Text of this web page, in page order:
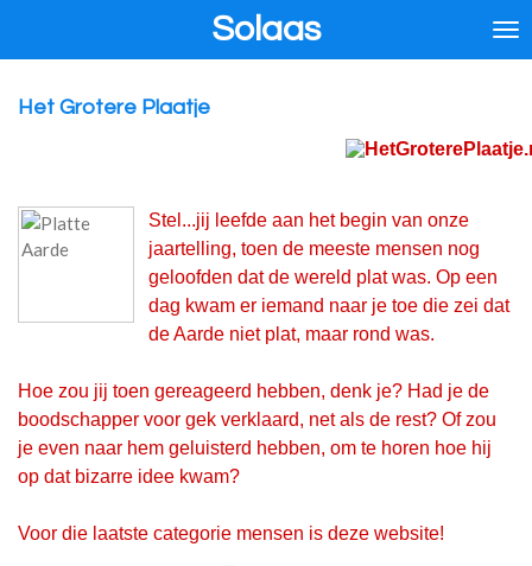
de
Solaas
Het Grotere Plaatje
Stel...jij leefde aan het begin van onze
jaartelling, toen de meeste mensen nog
geloofden dat de wereld plat was. Op een
dag kwam er iemand naar je toe die zei dat
de Aarde niet plat, maar rond was.
Hoe zou jij toen gereageerd hebben, denk je? Had je de
boodschapper voor gek verklaard, net als de rest? Of zou
je even naar hem geluisterd hebben, om te horen hoe hij
op dat bizarre idee kwam?
Voor die laatste categorie mensen is deze website!